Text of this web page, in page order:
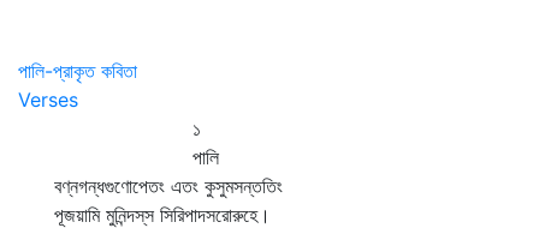
পালি-প্রাকৃত কবিতা
Verses
১
পালি
বণ্নগন্ধগুণোপেতং এতং কুসুমসন্ততিং
পূজয়ামি মুনিন্দস্‌স সিরিপাদসরোরুহে।